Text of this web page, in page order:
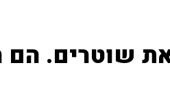
שוטרים. הם